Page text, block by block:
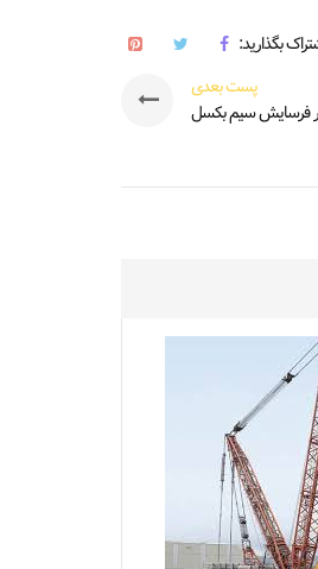
بگذارید:
پست بعدی
فرسایش سیم بکسل